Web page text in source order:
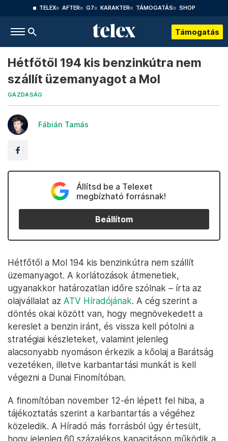
TELEX AFTER G7 KARAKTER TÁMOGATÁS SHOP
Támogatás
Hétfőtől 194 kis benzinkútra nem
szállít üzemanyagot a Mol
GAZDASÁG
Fábián Tamás
Állítsd be a Telexet
megbízható forrásnak!
Beállítom
Hétfőtől a Mol 194 kis benzinkútra nem szállít
üzemanyagot. A korlátozások átmenetiek,
ugyanakkor határozatlan időre szólnak – írta az
olajvállalat az ATV Híradójának. A cég szerint a
döntés okai között van, hogy megnövekedett a
kereslet a benzin iránt, és vissza kell pótolni a
stratégiai készleteket, valamint jelenleg
alacsonyabb nyomáson érkezik a kőolaj a Barátság
vezetéken, illetve karbantartási munkát is kell
végezni a Dunai Finomítóban.
A finomítóban november 12-én lépett fel hiba, a
tájékoztatás szerint a karbantartás a végéhez
közeledik. A Híradó más forrásból úgy értesült,
hogy jelenleg 60 százalékos kapacitáson működik a